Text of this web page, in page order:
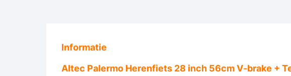
Informatie
Altec Palermo Herenfiets 28 inch 56cm V-brake +